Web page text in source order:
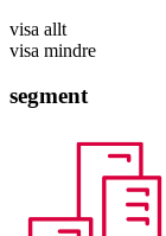
visa allt
visa mindre
segment